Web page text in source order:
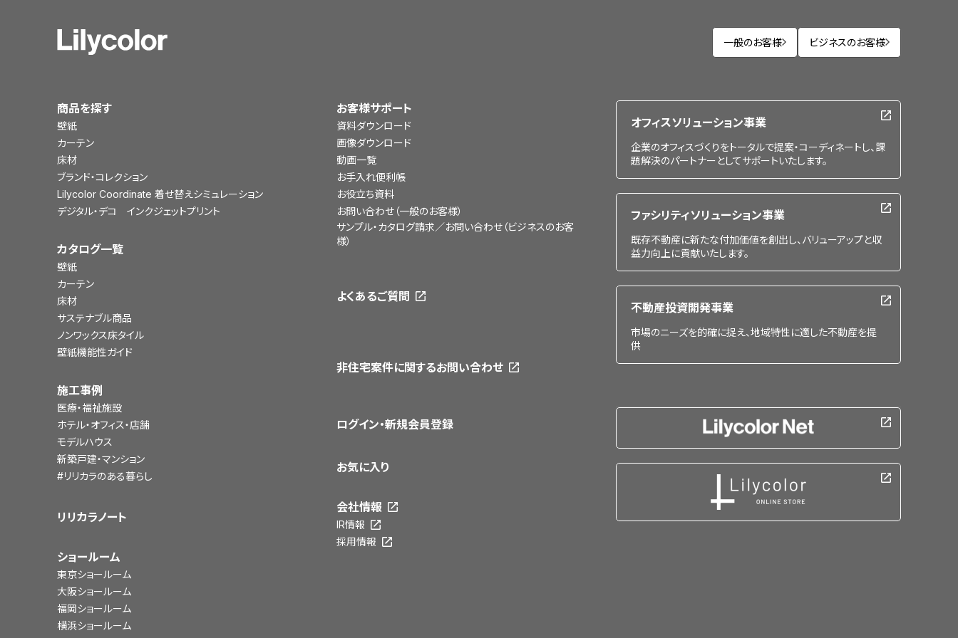
一般のお客様 ビジネスのお客様
商品を探す
壁紙
カーテン
床材
ブランド・コレクション
Lilycolor Coordinate 着せ替えシミュレーション
デジタル・デコ インクジェットプリント
カタログ一覧
壁紙
カーテン
床材
サステナブル商品
ノンワックス床タイル
壁紙機能性ガイド
施工事例
医療・福祉施設
ホテル・オフィス・店舗
モデルハウス
新築戸建・マンション
#リリカラのある暮らし
リリカラノート
ショールーム
東京ショールーム
大阪ショールーム
福岡ショールーム
横浜ショールーム
お客様サポート
資料ダウンロード
画像ダウンロード
動画一覧
お手入れ便利帳
お役立ち資料
お問い合わせ（一般のお客様）
サンプル・カタログ請求／お問い合わせ（ビジネスのお客
様）
よくあるご質問
非住宅案件に関するお問い合わせ
ログイン・新規会員登録
お気に入り
会社情報
IR情報
採用情報
オフィスソリューション事業
企業のオフィスづくりをトータルで提案・コーディネートし、課
題解決のパートナーとしてサポートいたします。
ファシリティソリューション事業
既存不動産に新たな付加価値を創出し、バリューアップと収
益力向上に貢献いたします。
不動産投資開発事業
市場のニーズを的確に捉え、地域特性に適した不動産を提
供